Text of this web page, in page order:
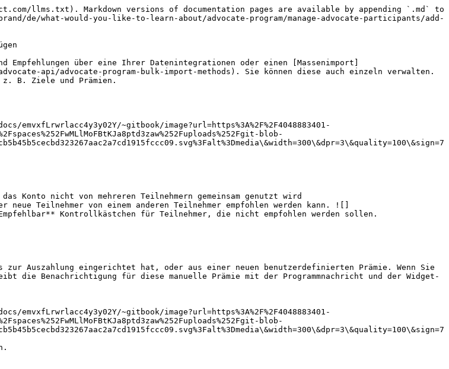
llms.txt). Markdown versions of documentation pages are available by appending `.md` to
de/what-would-you-like-to-learn-about/advocate-program/manage-advocate-participants/add-
Empfehlungen über eine Ihrer Datenintegrationen oder einen [Massenimport]
api/advocate-program-bulk-import-methods). Sie können diese auch einzeln verwalten.
z. B. Ziele und Prämien.
~gitbook/image?url=https%3A%2F%2F4048883401-
blob-
Teilnehmer von einem anderen Teilnehmer empfohlen werden kann. ![]
Kontrollkästchen für Teilnehmer, die nicht empfohlen werden sollen.
Auszahlung eingerichtet hat, oder aus einer neuen benutzerdefinierten Prämie. Wenn Sie
Benachrichtigung für diese manuelle Prämie mit der Programmnachricht und der Widget-
~gitbook/image?url=https%3A%2F%2F4048883401-
blob-